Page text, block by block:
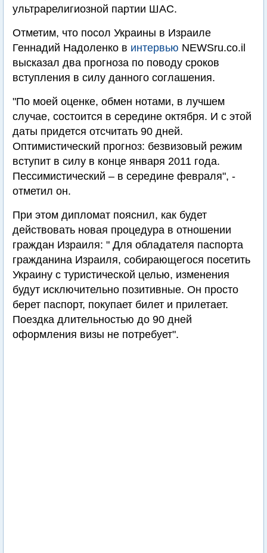
ультрарелигиозной партии ШАС.
Отметим, что посол Украины в Израиле
Геннадий Надоленко в интервью NEWSru.co.il
высказал два прогноза по поводу сроков
вступления в силу данного соглашения.
"По моей оценке, обмен нотами, в лучшем
случае, состоится в середине октября. И с этой
даты придется отсчитать 90 дней.
Оптимистический прогноз: безвизовый режим
вступит в силу в конце января 2011 года.
Пессимистический – в середине февраля", -
отметил он.
При этом дипломат пояснил, как будет
действовать новая процедура в отношении
граждан Израиля: " Для обладателя паспорта
гражданина Израиля, собирающегося посетить
Украину с туристической целью, изменения
будут исключительно позитивные. Он просто
берет паспорт, покупает билет и прилетает.
Поездка длительностью до 90 дней
оформления визы не потребует".